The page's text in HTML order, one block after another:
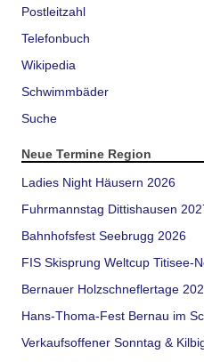
Postleitzahl
Telefonbuch
Wikipedia
Schwimmbäder
Suche
Neue Termine Region
Ladies Night Häusern 2026
Fuhrmannstag Dittishausen
Bahnhofsfest Seebrugg 2026
FIS Skisprung Weltcup Titisee-
Bernauer Holzschneflertage
Hans-Thoma-Fest Bernau im
Verkaufsoffener Sonntag &